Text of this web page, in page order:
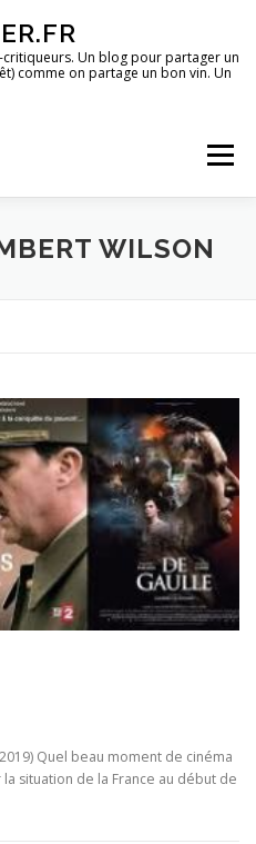
Un blog pour partager un
comme on partage un bon vin. Un
Menu
DES LIVRESWILSON
Quel beau moment de cinéma
situation de la France au début de